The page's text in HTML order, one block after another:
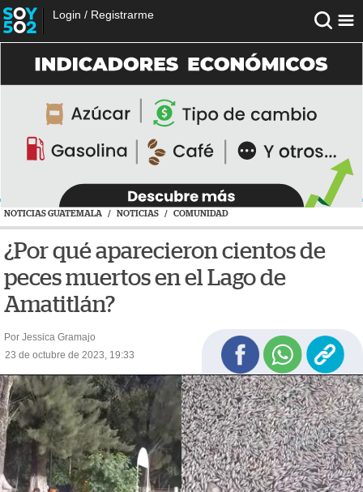
Login / Registrarme
NOTICIAS GUATEMALA / NOTICIAS / COMUNIDAD
¿Por qué aparecieron cientos de
peces muertos en el Lago de
Amatitlán?
Por Jessica Gramajo
23 de octubre de 2023, 19:33